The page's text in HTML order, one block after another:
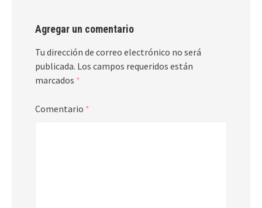
Agregar un comentario
Tu dirección de correo electrónico no será
publicada. Los campos requeridos están
marcados *
Comentario *